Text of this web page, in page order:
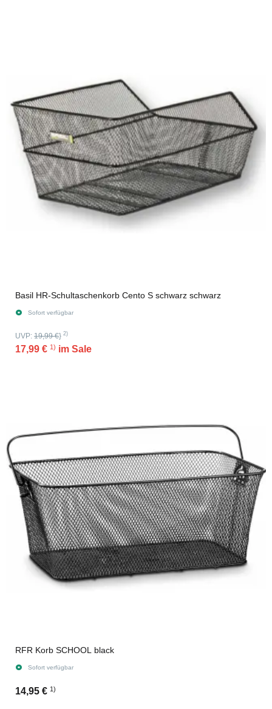
Basil HR-Schultaschenkorb Cento S schwarz schwarz
Sofort verfügbar
UVP: 19,99 €} 2)
17,99 € 1) im Sale
RFR Korb SCHOOL black
Sofort verfügbar
14,95 € 1)